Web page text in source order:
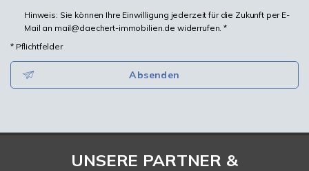
Hinweis: Sie können Ihre Einwilligung jederzeit für die Zukunft per E-
Mail an mail@daechert-immobilien.de widerrufen. *
* Pflichtfelder
Absenden
UNSERE PARTNER &